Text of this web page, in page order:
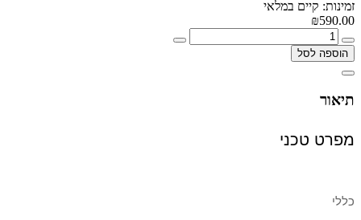
זמינות: קיים במלאי
₪590.00
הוספה לסל
תיאור
מפרט טכני
כללי